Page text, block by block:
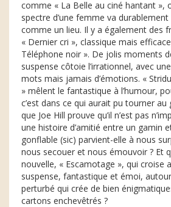
comme « La Belle au ciné hantant »,
spectre d’une femme va
comme un lieu. Il y a également des
« Dernier cri », classique mais
Téléphone noir ». De jolis moments
suspense côtoie l’irrationnel, avec
mots mais jamais d’émotions. «
» mêlent le fantastique à l’humour,
c’est dans ce qui aurait pu tourner au
que Joe Hill prouve qu’il n’est pas
une histoire d’amitié entre un gamin
gonflable (sic) parvient-elle à nous
nous secouer et nous émouvoir ? Et
nouvelle, « Escamotage », qui croise
suspense, fantastique et émoi,
perturbé qui crée de bien
cartons enchevêtrés ?